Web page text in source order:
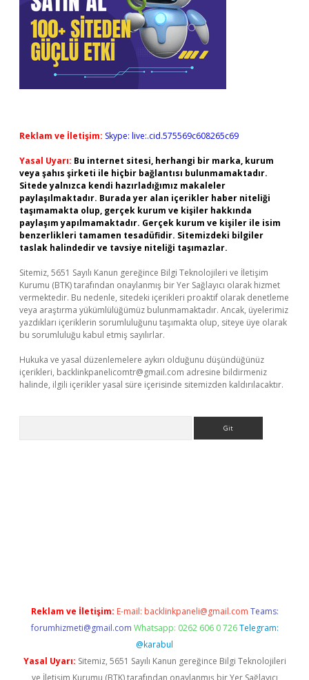
Reklam ve İletişim: Skype: live:.cid.575569c608265c69
Yasal Uyarı: Bu internet sitesi, herhangi bir marka, kurum
veya şahıs şirketi ile hiçbir bağlantısı bulunmamaktadır.
Sitede yalnızca kendi hazırladığımız makaleler
paylaşılmaktadır. Burada yer alan içerikler haber niteliği
taşımamakta olup, gerçek kurum ve kişiler hakkında
paylaşım yapılmamaktadır. Gerçek kurum ve kişiler ile isim
benzerlikleri tamamen tesadüfidir. Sitemizdeki bilgiler
taslak halindedir ve tavsiye niteliği taşımazlar.
Sitemiz, 5651 Sayılı Kanun gereğince Bilgi Teknolojileri ve İletişim
Kurumu (BTK) tarafından onaylanmış bir Yer Sağlayıcı olarak hizmet
vermektedir. Bu nedenle, sitedeki içerikleri proaktif olarak denetleme
veya araştırma yükümlülüğümüz bulunmamaktadır. Ancak, üyelerimiz
yazdıkları içeriklerin sorumluluğunu taşımakta olup, siteye üye olarak
bu sorumluluğu kabul etmiş sayılırlar.
Hukuka ve yasal düzenlemelere aykırı olduğunu düşündüğünüz
içerikleri, backlinkpanelicomtr@gmail.com adresine bildirmeniz
halinde, ilgili içerikler yasal süre içerisinde sitemizden kaldırılacaktır.
Reklam ve İletişim: E-mail: backlinkpaneli@gmail.com Teams:
forumhizmeti@gmail.com Whatsapp: 0262 606 0 726 Telegram:
@karabul
Yasal Uyarı: Sitemiz, 5651 Sayılı Kanun gereğince Bilgi Teknolojileri
ve İletişim Kurumu (BTK) tarafından onaylanmış bir Yer Sağlayıcı